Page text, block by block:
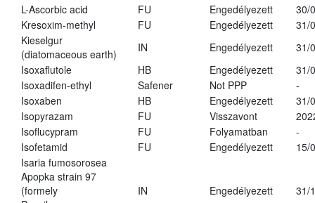
L-Ascorbic acid
FU Engedélyezett
30/
Kresoxim-methyl
FU Engedélyezett
31/
Kieselgur
(diatomaceous earth)
IN Engedélyezett
31/
Isoxaflutole
HB Engedélyezett
31/
Isoxadifen-ethyl
Safener Not PPP
-
Isoxaben
HB Engedélyezett
31/
Isopyrazam
FU Visszavont
Isoflucypram
FU Folyamatban
-
Isofetamid
FU Engedélyezett
15/
Isaria fumosorosea
Apopka strain 97
(formely
IN Engedélyezett 31/